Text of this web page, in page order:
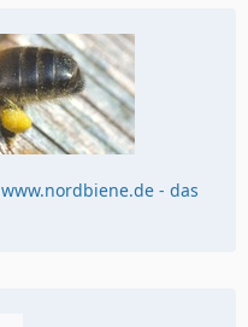
www.nordbiene.de - das